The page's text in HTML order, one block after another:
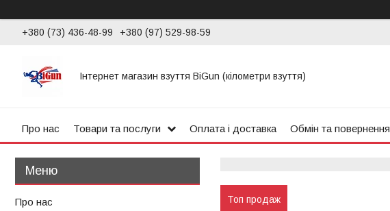
+380 (73) 436-48-99 +380 (97) 529-98-59
Інтернет магазин взуття BiGun (кілометри взуття)
Про нас Товари та послуги Оплата і доставка Обмін та повернення
Топ продаж
Про нас